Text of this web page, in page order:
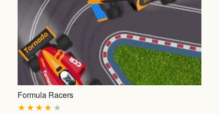
Formula Racers
★
★
★
★
★